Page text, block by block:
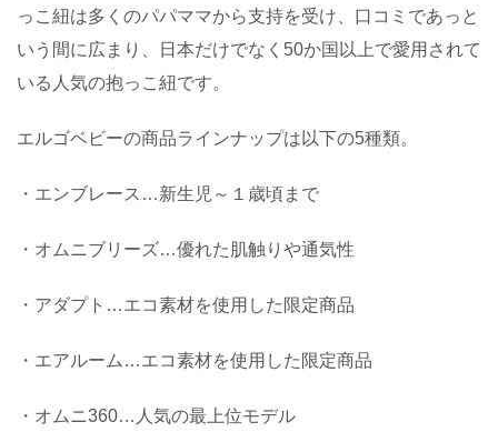
っこ紐は多くのパパママから支持を受け、口コミであっと
いう間に広まり、日本だけでなく 50か国以上で愛用されて
いる人気の抱っこ紐です。
エルゴベビーの商品ラインナップは以下の5種類。
・エンブレース …新生児～１歳頃まで
・オムニブリーズ…優れた肌触りや通気性
・アダプト …エコ素材を使用した限定商品
・エアルーム …エコ素材を使用した限定商品
・オムニ360… 人気の最上位モデル